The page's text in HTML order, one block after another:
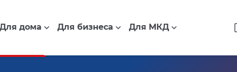
Для дома Для бизнеса Для МКД